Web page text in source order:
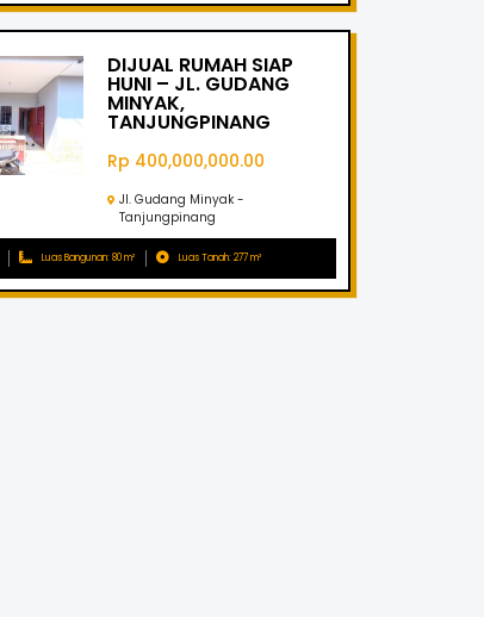
DIJUAL RUMAH SIAP
HUNI – JL. GUDANG
MINYAK,
TANJUNGPINANG
Rp 400,000,000.00
Jl. Gudang Minyak -
Tanjungpinang
Luas Bangunan: 80 m² Luas Tanah: 277 m²